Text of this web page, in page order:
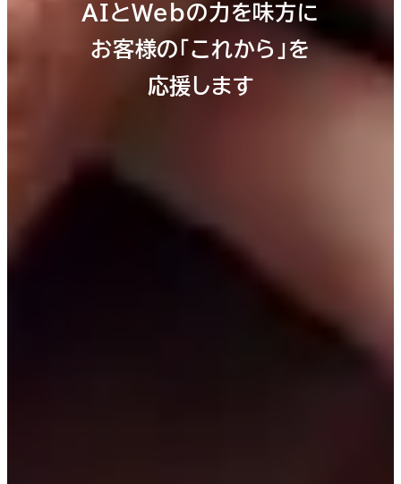
AIとWebの力を味方に
お客様の「これから」を
応援します